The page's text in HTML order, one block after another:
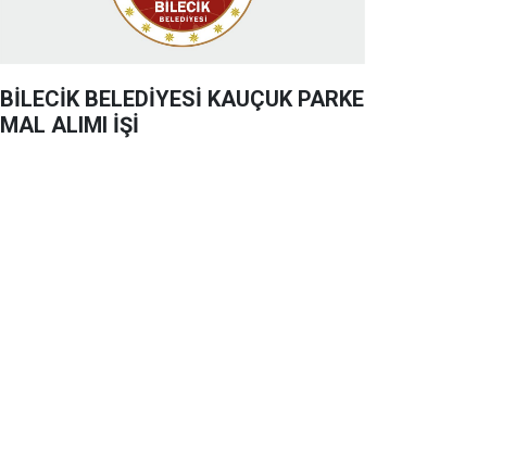
BİLECİK BELEDİYESİ KAUÇUK PARKE
MAL ALIMI İŞİ